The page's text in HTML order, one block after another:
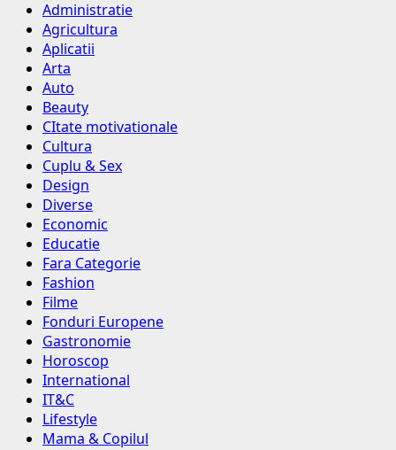
Administratie
Agricultura
Aplicatii
Arta
Auto
Beauty
CItate motivationale
Cultura
Cuplu & Sex
Design
Diverse
Economic
Educatie
Fara Categorie
Fashion
Filme
Fonduri Europene
Gastronomie
Horoscop
International
IT&C
Lifestyle
Mama & Copilul